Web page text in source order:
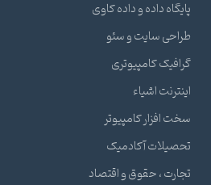
پایگاه داده و داده کاوی
طراحی سایت و سئو
گرافیک کامپیوتری
اینترنت اشیاء
سخت افزار کامپیوتر
تحصیلات آکادمیک
تجارت ، حقوق و اقتصاد